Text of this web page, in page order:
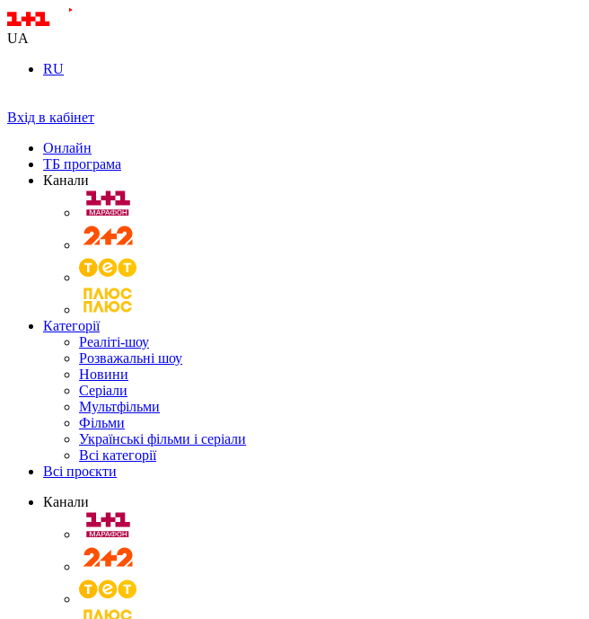
UA
RU
Вхід в кабінет
Онлайн
ТБ програма
Канали
Категорії
Реаліті-шоу
Розважальні шоу
Новини
Серіали
Мультфільми
Фільми
Українські фільми і серіали
Всі категорії
Всі проєкти
Канали